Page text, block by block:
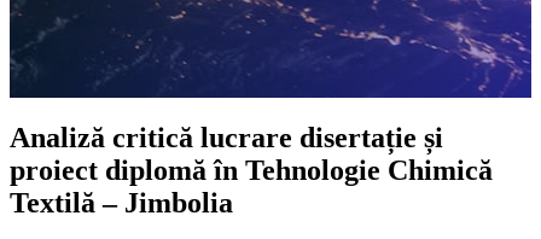
Analiză critică lucrare disertație și
proiect diplomă în Tehnologie Chimică
Textilă – Jimbolia